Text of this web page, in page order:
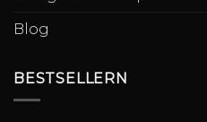
Blog
BESTSELLERN